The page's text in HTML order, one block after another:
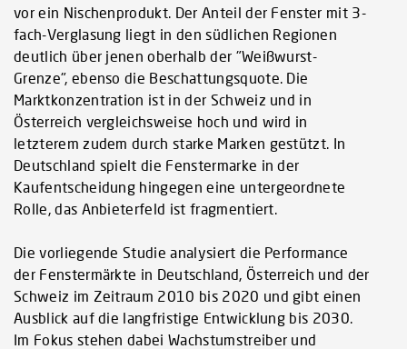
vor ein Nischenprodukt. Der Anteil der Fenster mit 3-
fach-Verglasung liegt in den südlichen Regionen
deutlich über jenen oberhalb der "Weißwurst-
Grenze", ebenso die Beschattungsquote. Die
Marktkonzentration ist in der Schweiz und in
Österreich vergleichsweise hoch und wird in
letzterem zudem durch starke Marken gestützt. In
Deutschland spielt die Fenstermarke in der
Kaufentscheidung hingegen eine untergeordnete
Rolle, das Anbieterfeld ist fragmentiert.
Die vorliegende Studie analysiert die Performance
der Fenstermärkte in Deutschland, Österreich und der
Schweiz im Zeitraum 2010 bis 2020 und gibt einen
Ausblick auf die langfristige Entwicklung bis 2030.
Im Fokus stehen dabei Wachstumstreiber und